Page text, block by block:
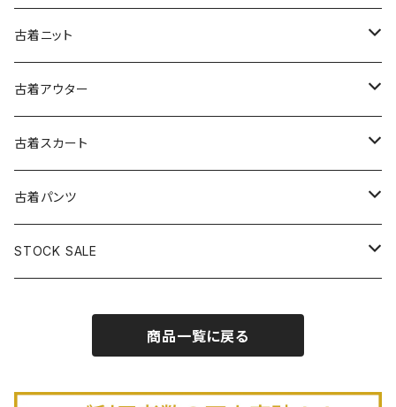
古着ノースリーブワンピース
古着キャミソールワンピース
古着ベアトップワンピース
古着オールインワン
古着オーバーオール
古着半袖シャツ・ブラウス
古着ノースリーブシャツ・ブラウス
古着スウェット&パーカー
古着スウェット
古着パーカー
古着プルオーバー
古着長袖プルオーバー
古着半袖プルオーバー
古着Ｔシャツ
古着長袖Ｔシャツ
古着半袖Ｔシャツ
古着ベスト
古着キャミソール
古着ポロシャツ
古着ニット
古着セーター
古着カーディガン
古着半袖ニット
古着ニットアウター
古着アウター
古着ライトジャケット
古着ライトコート
古着ヘビージャケット
古着スカート
古着ロング丈スカート (丈76cm-)
古着膝丈スカート (丈56-75cm)
古着ミニ丈スカート (丈56-75cm)
古着パンツ
古着ロング丈パンツ
STOCK SALE
Autumn / Winter
商品一覧に戻る